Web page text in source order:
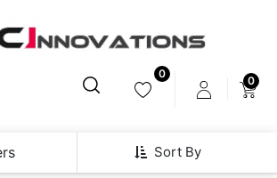
0
0
Sort By